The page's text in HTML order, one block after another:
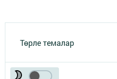
Төрле темалар